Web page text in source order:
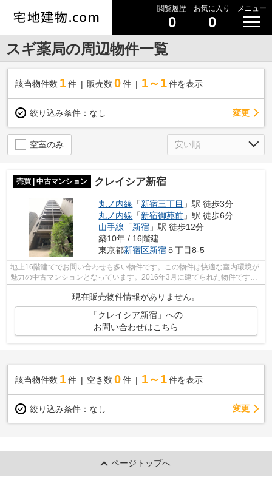
閲覧履歴
0
お気に入り
0
メニュー
スギ薬局の周辺物件一覧
該当物件数 1件 販売数 0 件 1～1 件を表示
絞り込み条件： なし 変更
空室のみ
売買 | 中古マンション クレイシア新宿
丸ノ内線 「新宿三丁目 」駅 徒歩3分
丸ノ内線 「新宿御苑前 」駅 徒歩6分
山手線 「新宿 」駅 徒歩12分
築10年 / 16階建
東京都新宿区新宿５丁目8-5
地上16階建てでお問い合わせも多い物件です。この物件は快適な室内環境が
魅力の中古マンションとなっています。2016年3月に建てられた物件です。
駅まで徒歩3分の好立地です。新宿区で...
現在販売物件情報がありません。
「クレイシア新宿」への
お問い合わせはこちら
該当物件数 1件 空き数 0 件 1～1 件を表示
絞り込み条件： なし 変更
ページトップへ